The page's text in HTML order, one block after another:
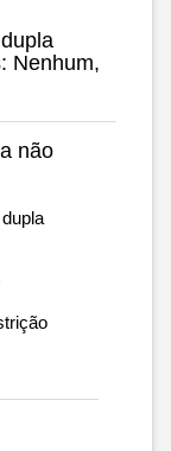
Nenhum,
não